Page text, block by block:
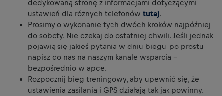
dedykowaną stronę z informacjami dotyczącymi
ustawień dla różnych telefonów tutaj.
Prosimy o wykonanie tych dwóch kroków najpóźniej
do soboty. Nie czekaj do ostatniej chwili. Jeśli jednak
pojawią się jakieś pytania w dniu biegu, po prostu
napisz do nas na naszym kanale wsparcia –
bezpośrednio w apce.
Rozpocznij bieg treningowy, aby upewnić się, że
ustawienia zasilania i GPS działają tak jak powinny.